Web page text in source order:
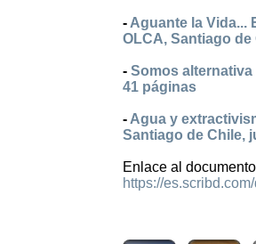
- Aguante la Vida...
OLCA, Santiago de
- Somos alternativa
41 páginas
- Agua y
Santiago de Chile,
Enlace al
https://